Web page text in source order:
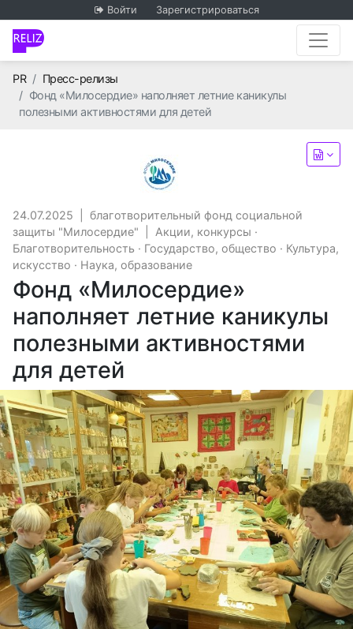
Войти Зарегистрироваться
PRГлавная
Пресс-релизы
Фонд «Милосердие» наполняет летние каникулы
полезными активностями для детей
благотворительный фонд
24.07.2025
благотворительный фонд социальной
защиты "Милосердие"
Акции, конкурсы ·
Благотворительность · Государство, общество · Культура,
искусство · Наука, образование
Фонд «Милосердие»
наполняет летние каникулы
полезными активностями
для детей